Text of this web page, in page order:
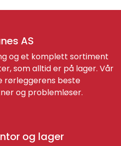
AS
og et komplett sortiment
som alltid er på lager. Vår
rørleggerens beste
og problemløser.
og lager